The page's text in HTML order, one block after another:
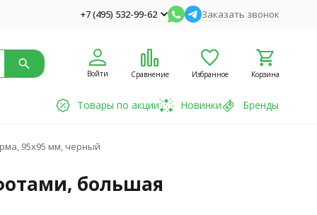
+7 (495) 532-99-62 Заказать звонок
Войти Сравнение Избранное Корзина
Товары по акции Новинки Бренды
95x95 мм, черный
большая